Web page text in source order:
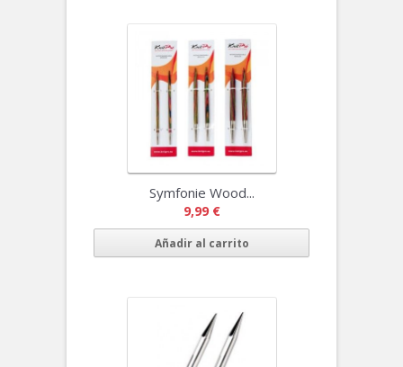
Symfonie Wood...
9,99 €
Añadir al carrito